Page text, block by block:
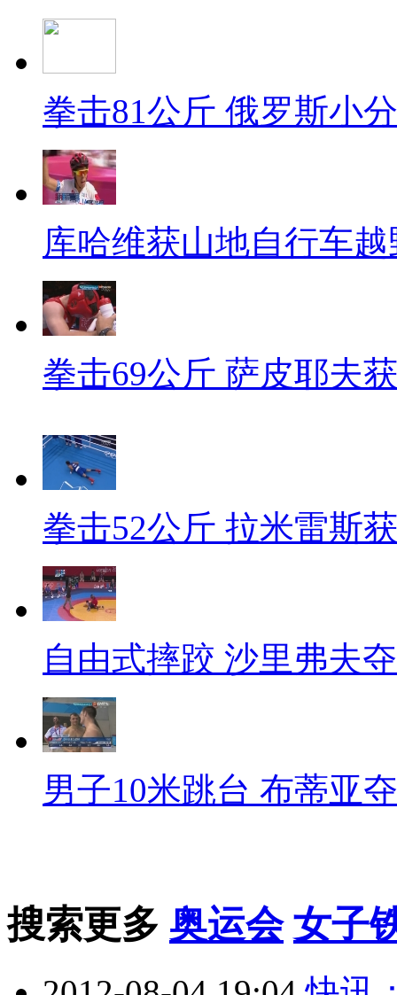
拳击81公斤 俄罗斯小
库哈维获山地自行车
拳击69公斤 萨皮耶夫
拳击52公斤 拉米雷斯
自由式摔跤 沙里弗夫
男子10米跳台 布蒂亚
搜索更多 奥运会 女子